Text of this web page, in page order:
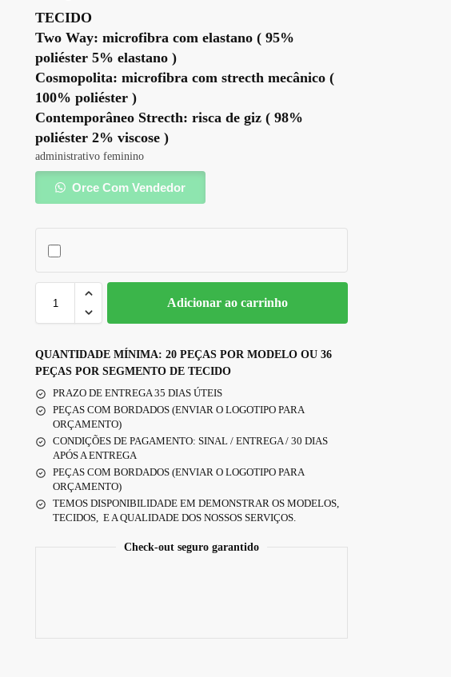
TECIDO
Two Way: microfibra com elastano ( 95%
poliéster 5% elastano )
Cosmopolita: microfibra com strecth mecânico (
100% poliéster )
Contemporâneo Strecth: risca de giz ( 98%
poliéster 2% viscose )
administrativo feminino
Orce Com Vendedor
Adicionar ao carrinho
QUANTIDADE MÍNIMA: 20 PEÇAS POR MODELO OU 36
PEÇAS POR SEGMENTO DE TECIDO
PRAZO DE ENTREGA 35 DIAS ÚTEIS
PEÇAS COM BORDADOS (ENVIAR O LOGOTIPO PARA
ORÇAMENTO)
CONDIÇÕES DE PAGAMENTO: SINAL / ENTREGA / 30 DIAS
APÓS A ENTREGA
PEÇAS COM BORDADOS (ENVIAR O LOGOTIPO PARA
ORÇAMENTO)
TEMOS DISPONIBILIDADE EM DEMONSTRAR OS MODELOS,
TECIDOS, E A QUALIDADE DOS NOSSOS SERVIÇOS.
Check-out seguro garantido